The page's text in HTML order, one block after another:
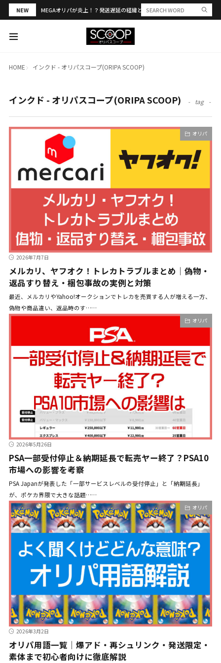
NEW MEGAオリパが炎上！？発送遅延の経緯と評判・当選報告を解説
HOME インクド - オリパスコープ(ORIPA SCOOP)
インクド - オリパスコープ(ORIPA SCOOP) tag
オリパ
2026年7月7日
メルカリ、ヤフオク！トレカトラブルまとめ｜偽物・
返品すり替え・梱包事故の実例と対策
最近、メルカリやYahoo!オークションでトレカを売買する人が増える一方、
偽物や商品違い、返品時のす……
オリパ
2026年5月26日
PSA一部受付停止＆納期延長で転売ヤー終了？PSA10
市場への影響を考察
PSA Japanが発表した「一部サービスレベルの受付停止」と「納期延長」
が、ポケカ界隈で大きな話題……
オリパ
2026年3月2日
オリパ用語一覧｜爆アド・再シュリンク・発送限定・
素体まで初心者向けに徹底解説